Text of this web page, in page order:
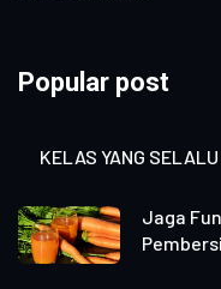
Popular post
KELAS YANG
Jaga